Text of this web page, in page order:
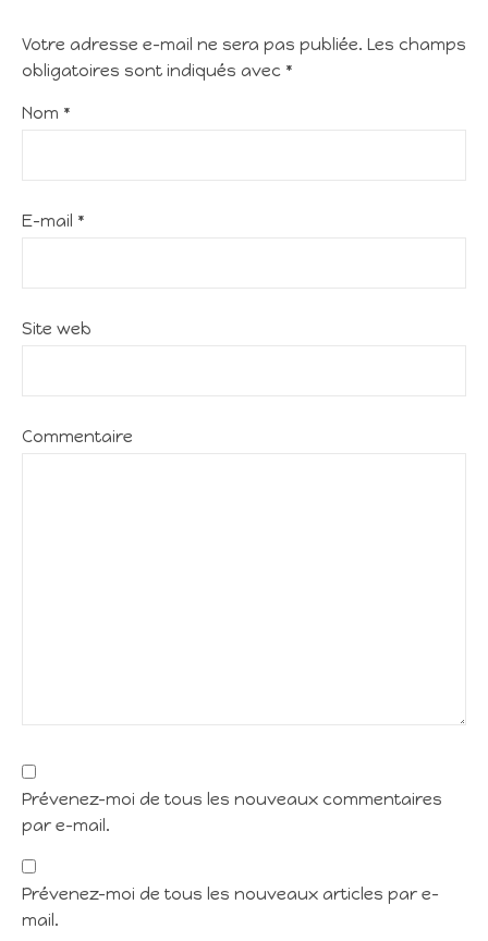
Votre adresse e-mail ne sera pas publiée. Les champs
obligatoires sont indiqués avec *
Nom *
E-mail *
Site web
Commentaire
Prévenez-moi de tous les nouveaux commentaires
par e-mail.
Prévenez-moi de tous les nouveaux articles par e-
mail.